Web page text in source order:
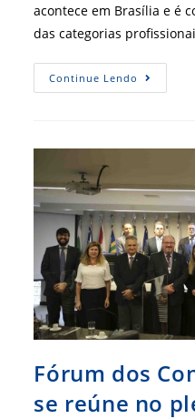
acontece em Brasília e é
das categorias
Continue Lendo
Promove
Fórum dos
se reúne no